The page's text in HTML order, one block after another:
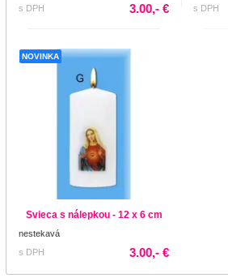
s DPH
3.00,- €
s DPH
NOVINKA
Svieca s nálepkou - 12 x 6 cm
nestekavá
s DPH
3.00,- €